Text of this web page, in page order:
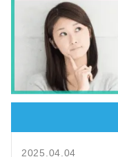
2025.04.04